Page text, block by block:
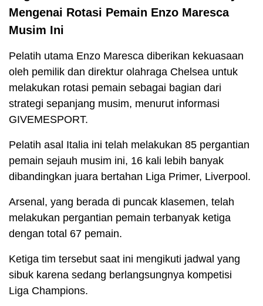
Mengenai Rotasi Pemain Enzo Maresca
Musim Ini
Pelatih utama Enzo Maresca diberikan kekuasaan
oleh pemilik dan direktur olahraga Chelsea untuk
melakukan rotasi pemain sebagai bagian dari
strategi sepanjang musim, menurut informasi
GIVEMESPORT.
Pelatih asal Italia ini telah melakukan 85 pergantian
pemain sejauh musim ini, 16 kali lebih banyak
dibandingkan juara bertahan Liga Primer, Liverpool.
Arsenal, yang berada di puncak klasemen, telah
melakukan pergantian pemain terbanyak ketiga
dengan total 67 pemain.
Ketiga tim tersebut saat ini mengikuti jadwal yang
sibuk karena sedang berlangsungnya kompetisi
Liga Champions.